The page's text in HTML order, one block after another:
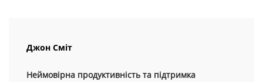
Джон Сміт
Неймовірна продуктивність та підтримка